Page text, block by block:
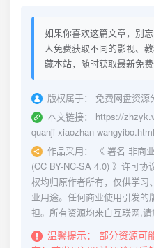
如果你喜欢这篇文章，别
人免费获取不同的影视、
藏本站，随时获取最新免费
版权属于：
免费网盘资源
本文链接：
https://
quanji-xiaozhan-wangyibo.html
作品采用：
《 署名-非商
(CC BY-NC-SA 4.0) 》许可协
权均归原作者所有，仅供学习
业用途。任何商业使用引发
担。所有资源均来自互联网,请
温馨提示：
部分资源可